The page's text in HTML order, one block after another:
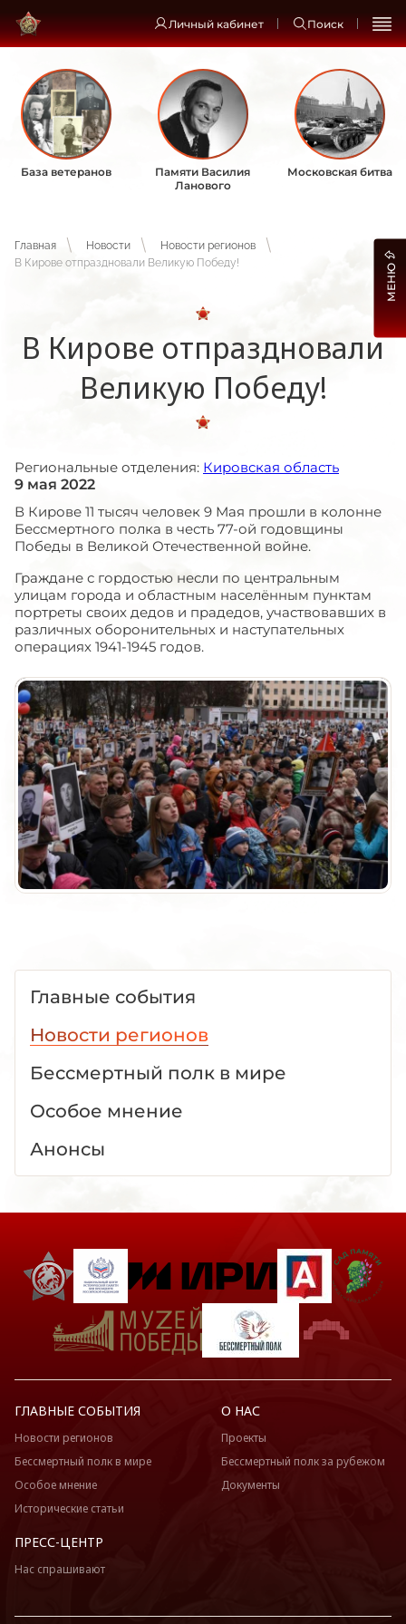
Личный кабинет Поиск
База ветеранов
Памяти Василия
Ланового
Московская битва
Главная Новости
Новости регионов
В Кирове отпраздновали Великую Победу!
В Кирове отпраздновали
Великую Победу!
Региональные отделения: Кировская область
9 мая 2022
В Кирове 11 тысяч человек 9 Мая прошли в колонне
Бессмертного полка в честь 77-ой годовщины
Победы в Великой Отечественной войне.
Граждане с гордостью несли по центральным
улицам города и областным населённым пунктам
портреты своих дедов и прадедов, участвовавших в
различных оборонительных и наступательных
операциях 1941-1945 годов.
Главные события
Новости регионов
Бессмертный полк в мире
Особое мнение
Анонсы
МЕНЮ
ГЛАВНЫЕ СОБЫТИЯ
Новости регионов
Бессмертный полк в мире
Особое мнение
Исторические статьи
О НАС
Проекты
Бессмертный полк за рубежом
Документы
ПРЕСС-ЦЕНТР
Нас спрашивают